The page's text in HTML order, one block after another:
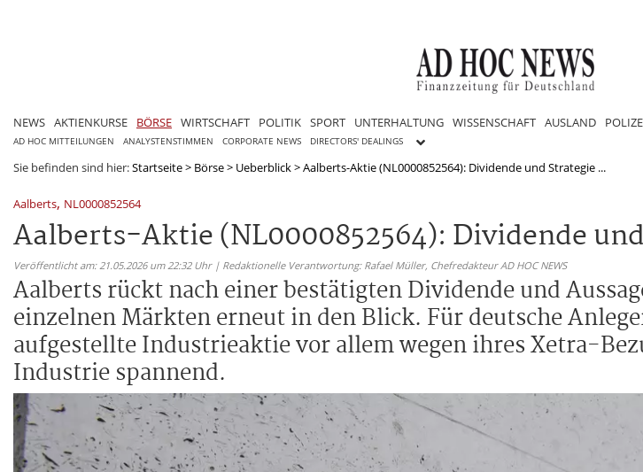
NEWS AKTIENKURSE BÖRSE WIRTSCHAFT POLITIK SPORT UNTERHALTUNG WISSENSCHAFT AUSLAND
AD HOC MITTEILUNGEN ANALYSTENSTIMMEN CORPORATE NEWS DIRECTORS' DEALINGS
Sie befinden sind hier:Startseite> Börse> Ueberblick>Aalberts-Aktie (NL0000852564): Dividende und Strategie ...
Aalberts, NL0000852564
Aalberts-Aktie (NL0000852564): Dividende
Veröffentlicht am: 21.05.2026 um 22:32 Uhr | Redaktionelle Verantwortung: Rafael Müller, Chefredakteur AD HOC NEWS
Aalberts rückt nach einer bestätigten Dividende und
einzelnen Märkten erneut in den Blick. Für deutsche
aufgestellte Industrieaktie vor allem wegen ihres Xetra-
Industrie spannend.